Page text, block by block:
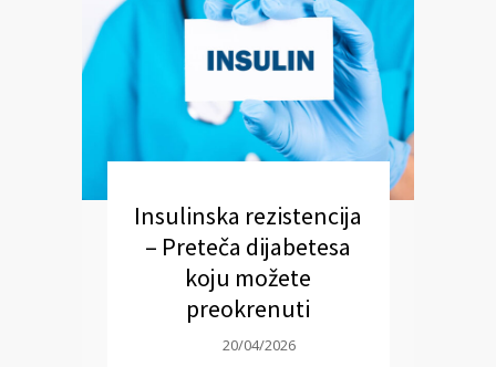
Insulinska rezistencija
– Preteča dijabetesa
koju možete
preokrenuti
20/04/2026